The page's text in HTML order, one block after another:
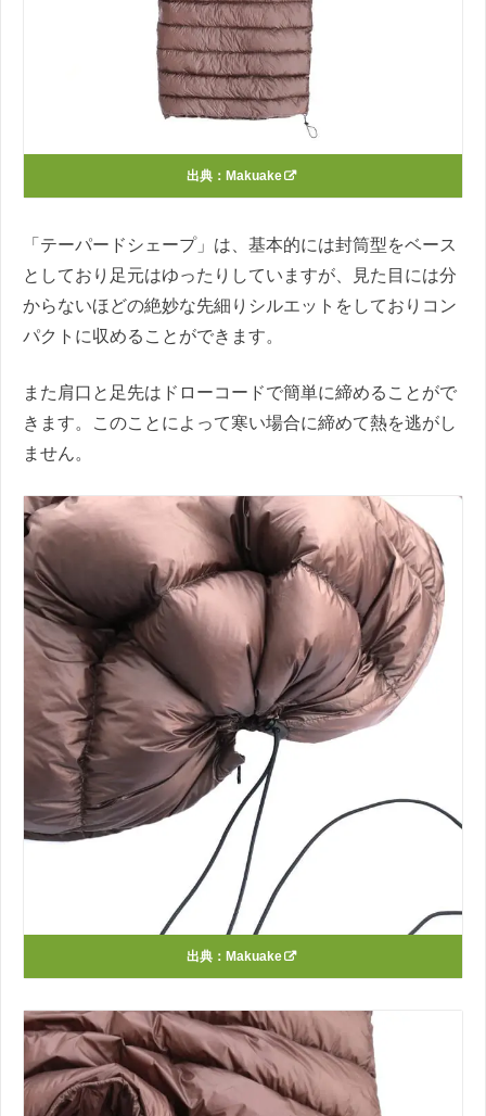
出典： Makuake
「テーパードシェープ」は、基本的には封筒型をベース
としており足元はゆったりしていますが、見た目には分
からないほどの絶妙な先細りシルエットをしておりコン
パクトに収めることができます。
また肩口と足先はドローコードで簡単に締めることがで
きます。このことによって寒い場合に締めて熱を逃がし
ません。
出典： Makuake